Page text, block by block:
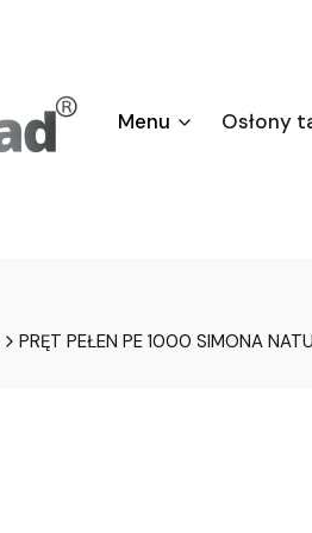
Menu Osłony
PRĘT PEŁEN PE 1000 SIMONA